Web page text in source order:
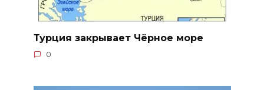
Турция закрывает Чёрное море
0